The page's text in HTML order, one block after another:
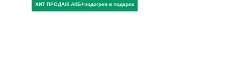
ХИТ ПРОДАЖ АКБ+подогрев в подарок